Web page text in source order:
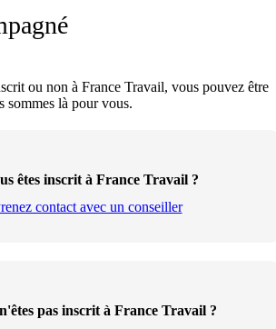
ou non à France Travail, vous pouvez être
sommes là pour vous.
êtes inscrit à France Travail ?
contact avec un conseiller
pas inscrit à France Travail ?